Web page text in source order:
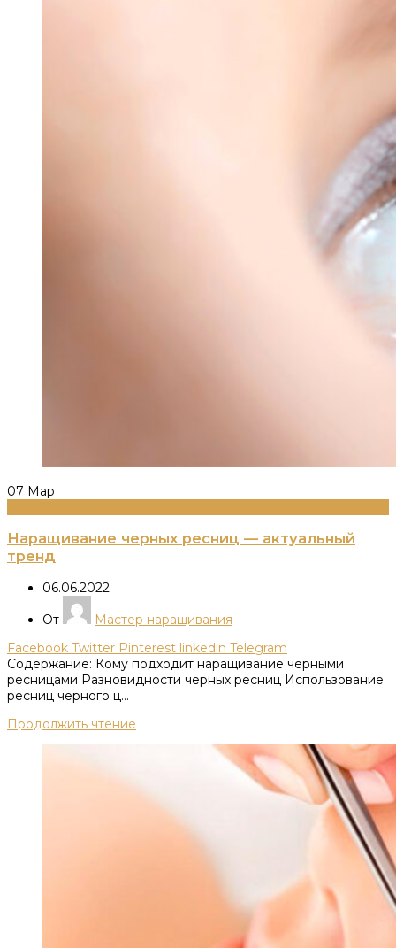
07 Мар
Наращивание черных ресниц — актуальный
тренд
06.06.2022
От
Мастер наращивания
Facebook Twitter Pinterest linkedin Telegram
Содержание: Кому подходит наращивание черными
ресницами Разновидности черных ресниц Использование
ресниц черного ц...
Продолжить чтение